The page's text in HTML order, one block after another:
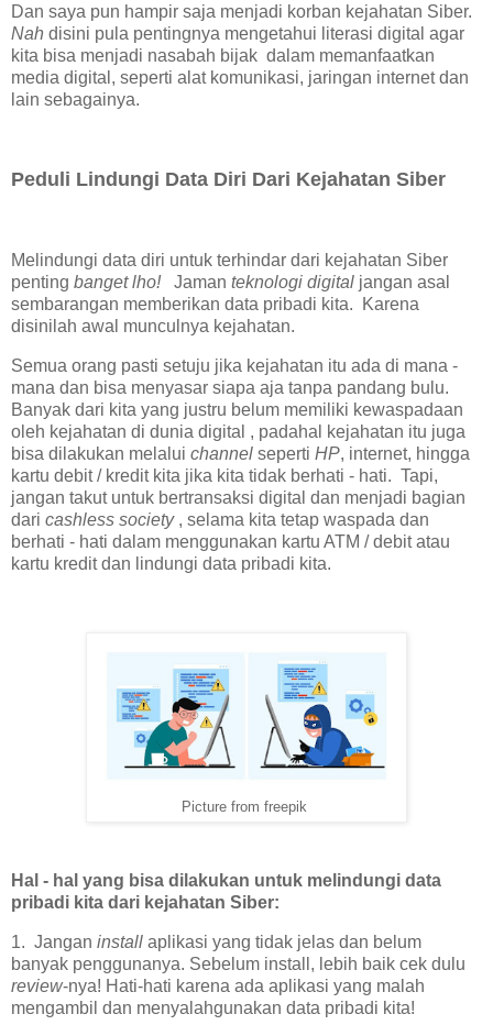
Dan saya pun hampir saja menjadi korban kejahatan Siber.
Nah disini pula pentingnya mengetahui literasi digital agar
kita bisa menjadi nasabah bijak dalam memanfaatkan
media digital, seperti alat komunikasi, jaringan internet dan
lain sebagainya.
Peduli Lindungi Data Diri Dari Kejahatan Siber
Melindungi data diri untuk terhindar dari kejahatan Siber
penting banget lho! Jaman teknologi digital jangan asal
sembarangan memberikan data pribadi kita. Karena
disinilah awal munculnya kejahatan.
Semua orang pasti setuju jika kejahatan itu ada di mana -
mana dan bisa menyasar siapa aja tanpa pandang bulu.
Banyak dari kita yang justru belum memiliki kewaspadaan
oleh kejahatan di dunia digital , padahal kejahatan itu juga
bisa dilakukan melalui channel seperti HP, internet, hingga
kartu debit / kredit kita jika kita tidak berhati - hati. Tapi,
jangan takut untuk bertransaksi digital dan menjadi bagian
dari cashless society, selama kita tetap waspada dan
berhati - hati dalam menggunakan kartu ATM / debit atau
kartu kredit dan lindungi data pribadi kita.
Picture from freepik
Hal - hal yang bisa dilakukan untuk melindungi data
pribadi kita dari kejahatan Siber:
1. Jangan install aplikasi yang tidak jelas dan belum
banyak penggunanya. Sebelum install, lebih baik cek dulu
review-nya! Hati-hati karena ada aplikasi yang malah
mengambil dan menyalahgunakan data pribadi kita!